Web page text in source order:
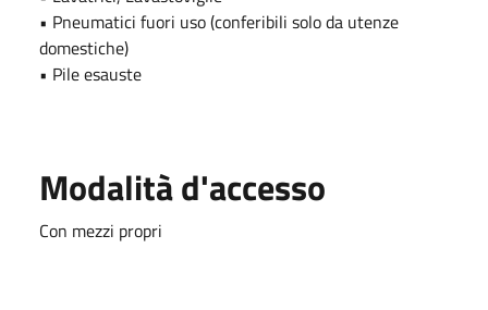
• Pneumatici fuori uso (conferibili solo da utenze
domestiche)
• Pile esauste
Modalità d'accesso
Con mezzi propri